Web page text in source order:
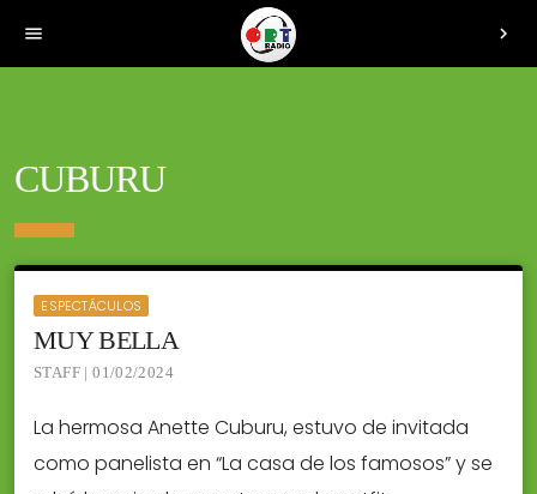
menu chevron_right
CUBURU
ESPECTÁCULOS
MUY BELLA
STAFF | 01/02/2024
La hermosa Anette Cuburu, estuvo de invitada
como panelista en “La casa de los famosos” y se